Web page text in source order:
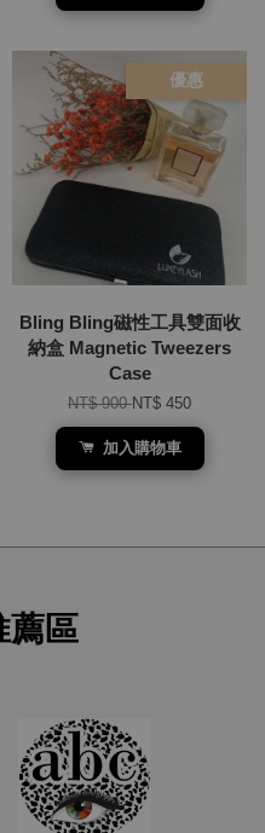
優惠
Bling Bling磁性工具雙面收
納盒 Magnetic Tweezers
Case
NT$ 900NT$ 450
加入購物車
薦區